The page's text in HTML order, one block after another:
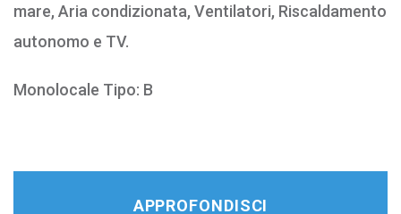
mare, Aria condizionata, Ventilatori, Riscaldamento
autonomo e TV.
Monolocale Tipo: B
APPROFONDISCI